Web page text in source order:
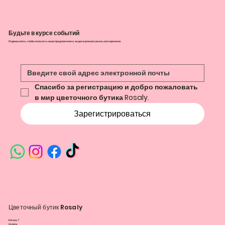
Будьте в курсе событий
Подпишитесь, чтобы получать наши предложения и акции в режиме реального времени.
Спасибо за регистрацию и добро пожаловать
в мир цветочного бутика Rosaly.
Зарегистрироваться
Цветочный бутик Rosaly
Кто мы?